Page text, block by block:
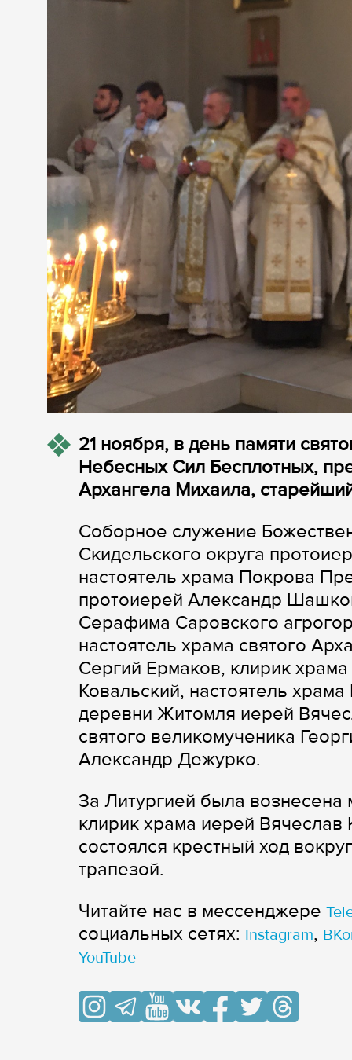
21 ноября, в день памяти
Небесных Сил Бесплотных,
Архангела Михаила,
Соборное служение
Скидельского округа
настоятель храма Покрова
протоиерей Александр
Серафима Саровского
настоятель храма святого
Сергий Ермаков, клирик
Ковальский, настоятель
деревни Житомля иерей
святого великомученика
Александр Дежурко.
За Литургией была
клирик храма иерей Вячеслав
состоялся крестный ход
трапезой.
Читайте нас в мессенджере
cоциальных сетях: Instagram,
YouTube